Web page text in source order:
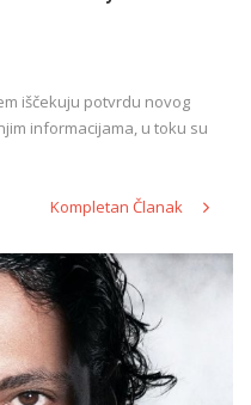
iščekuju potvrdu novog
informacijama, u toku su
Kompletan Članak